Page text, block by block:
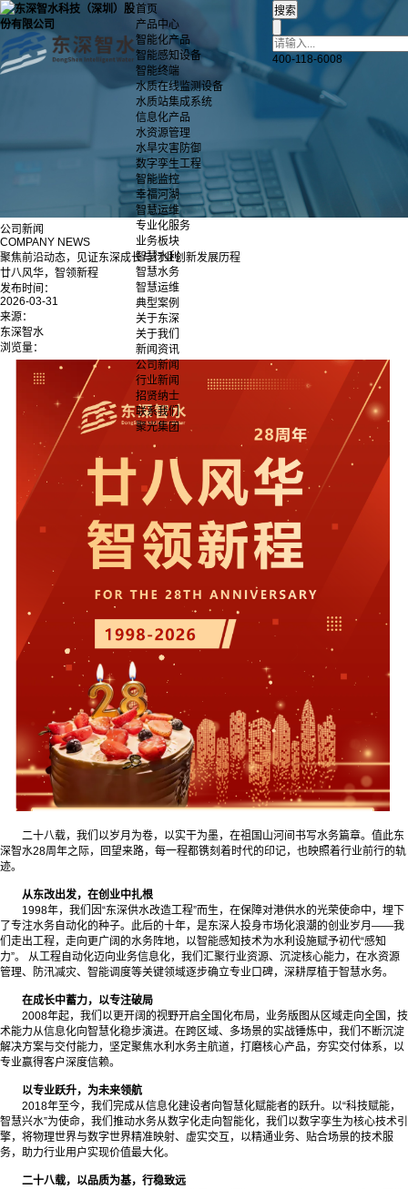
首页
产品中心
智能化产品
智能感知设备
智能终端
水质在线监测设备
水质站集成系统
信息化产品
水资源管理
水旱灾害防御
数字孪生工程
智能监控
幸福河湖
智慧运维
专业化服务
业务板块
智慧水利
智慧水务
智慧运维
典型案例
关于东深
关于我们
新闻资讯
公司新闻
行业新闻
招贤纳士
联系我们
聚光集团
400-118-6008
公司新闻
COMPANY NEWS
聚焦前沿动态，见证东深成长与行业创新发展历程
廿八风华，智领新程
发布时间：
2026-03-31
来源：
东深智水
浏览量：
二十八载，我们以岁月为卷，以实干为墨，在祖国山河间书写水务篇章。值此东
深智水28周年之际，回望来路，每一程都镌刻着时代的印记，也映照着行业前行的轨
迹。
从东改出发，在创业中扎根
1998年，我们因“东深供水改造工程”而生，在保障对港供水的光荣使命中，埋下
了专注水务自动化的种子。此后的十年，是东深人投身市场化浪潮的创业岁月——我
们走出工程，走向更广阔的水务阵地，以智能感知技术为水利设施赋予初代“感知
力”。 从工程自动化迈向业务信息化，我们汇聚行业资源、沉淀核心能力，在水资源
管理、防汛减灾、智能调度等关键领域逐步确立专业口碑，深耕厚植于智慧水务。
在成长中蓄力，以专注破局
2008年起，我们以更开阔的视野开启全国化布局，业务版图从区域走向全国，技
术能力从信息化向智慧化稳步演进。在跨区域、多场景的实战锤炼中，我们不断沉淀
解决方案与交付能力，坚定聚焦水利水务主航道，打磨核心产品，夯实交付体系，以
专业赢得客户深度信赖。
以专业跃升，为未来领航
2018年至今，我们完成从信息化建设者向智慧化赋能者的跃升。以“科技赋能，
智慧兴水”为使命，我们推动水务从数字化走向智能化，我们以数字孪生为核心技术引
擎，将物理世界与数字世界精准映射、虚实交互，以精通业务、贴合场景的技术服
务，助力行业用户实现价值最大化。
二十八载，以品质为基，行稳致远